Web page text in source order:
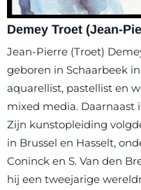
Demey Troet (Jean-
Jean-Pierre (Troet)
geboren in Schaarbeek
aquarellist, pastellist en
mixed media. Daarnaast
Zijn kunstopleiding
in Brussel en Hasselt,
Coninck en S. Van den
hij een tweejarige